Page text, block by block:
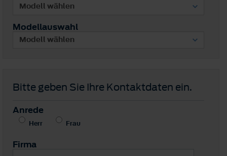
Modellauswahl
Bitte geben Sie Ihre Kontaktdaten ein.
Anrede
Herr Frau
Firma